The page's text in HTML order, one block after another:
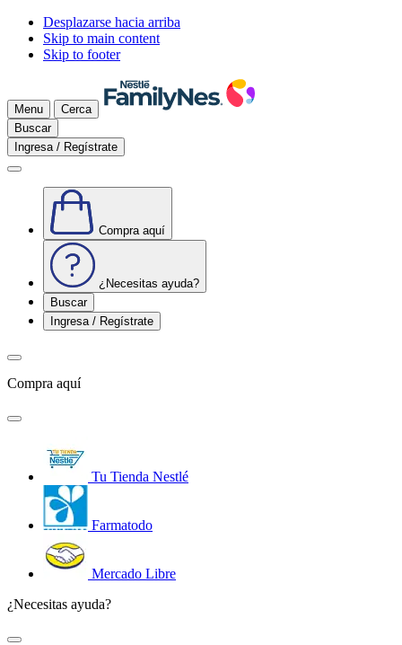
Desplazarse hacia arriba
Skip to main content
Skip to footer
Menu
Cerca
Buscar
Ingresa / Regístrate
Compra aquí
¿Necesitas ayuda?
Buscar
Ingresa / Regístrate
Compra aquí
Tu Tienda Nestlé
Farmatodo
Mercado Libre
¿Necesitas ayuda?